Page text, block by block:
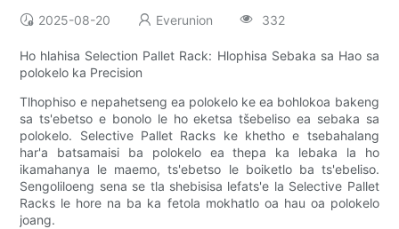
2025-08-20 Everunion 332
Ho hlahisa Selection Pallet Rack: Hlophisa Sebaka sa Hao sa
polokelo ka Precision
Tlhophiso e nepahetseng ea polokelo ke ea bohlokoa bakeng
sa ts'ebetso e bonolo le ho eketsa tšebeliso ea sebaka sa
polokelo. Selective Pallet Racks ke khetho e tsebahalang
har'a batsamaisi ba polokelo ea thepa ka lebaka la ho
ikamahanya le maemo, ts'ebetso le boiketlo ba ts'ebeliso.
Sengoliloeng sena se tla shebisisa lefats'e la Selective Pallet
Racks le hore na ba ka fetola mokhatlo oa hau oa polokelo
joang.